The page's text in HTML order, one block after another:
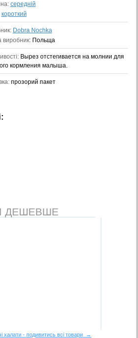
середній
короткий
Dobra Nochka
виробник: Польща
Вырез отстегивается на молнии для
кормления малыша.
прозорий пакет
ДЕШЕВШЕ
халати - подивитись всі товари →